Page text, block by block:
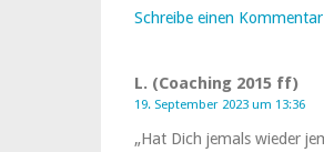
Schreibe einen
L. (Coaching 2015 ff)
19. September 2023 um 13:36
„Hat Dich jemals wieder